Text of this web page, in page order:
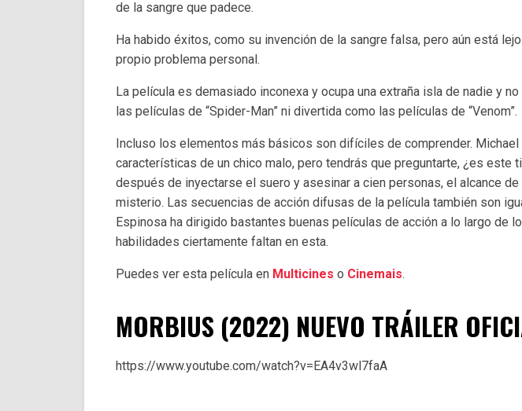
de la sangre que padece.
Ha habido éxitos, como su invención de la sangre falsa, pero aún está
propio problema personal.
La película es demasiado inconexa y ocupa una extraña isla de nadie y
las películas de “Spider-Man” ni divertida como las películas de “Venom”.
Incluso los elementos más básicos son difíciles de comprender.
características de un chico malo, pero tendrás que preguntarte, ¿es este
después de inyectarse el suero y asesinar a cien personas, el alcance
misterio. Las secuencias de acción difusas de la película también son
Espinosa ha dirigido bastantes buenas películas de acción a lo largo de
habilidades ciertamente faltan en esta.
Puedes ver esta película en Multicines o Cinemais.
MORBIUS (2022) NUEVO TRÁILER
https://www.youtube.com/watch?v=EA4v3wl7faA